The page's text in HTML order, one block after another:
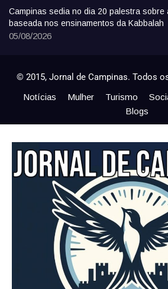
Campinas sedia no dia 20 palestra sobre
baseada nos ensinamentos da Kabbalah
05/08/2026
© 2015, Jornal de Campinas. Todos
Notícias Mulher Turismo
Blogs